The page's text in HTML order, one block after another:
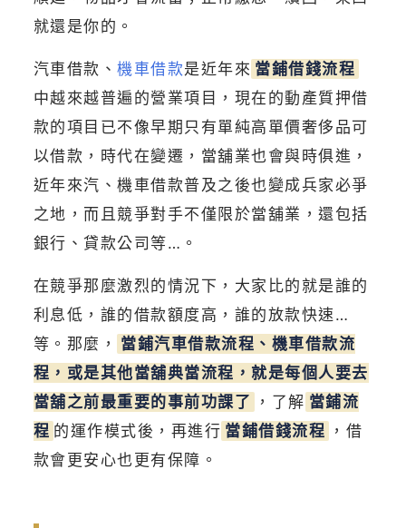
就還是你的。
汽車借款、機車借款是近年來 當鋪借錢流程
中越來越普遍的營業項目，現在的動產質押借
款的項目已不像早期只有單純高單價奢侈品可
以借款，時代在變遷，當舖業也會與時俱進，
近年來汽、機車借款普及之後也變成兵家必爭
之地，而且競爭對手不僅限於當舖業，還包括
銀行、貸款公司等…。
在競爭那麼激烈的情況下，大家比的就是誰的
利息低，誰的借款額度高，誰的放款快速…
等。那麼，
當鋪汽車借款流程、機車借款流
程，或是其他當舖典當流程，就是每個人要去
當舖之前最重要的事前功課了 ，了解 當鋪流
程 的運作模式後，再進行 當鋪借錢流程 ，借
款會更安心也更有保障。